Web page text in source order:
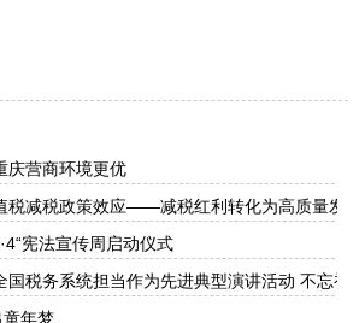
庆营商环境更优
税减税政策效应——减税红利转化为高质量发
宪法宣传周启动仪式
国税务系统担当作为先进典型演讲活动 不忘初
童年梦